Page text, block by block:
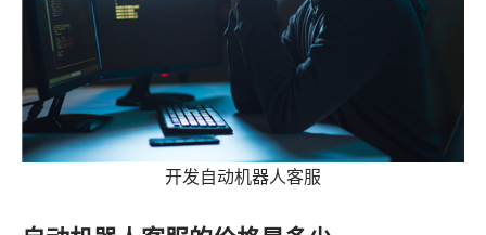
开发自动机器人客服